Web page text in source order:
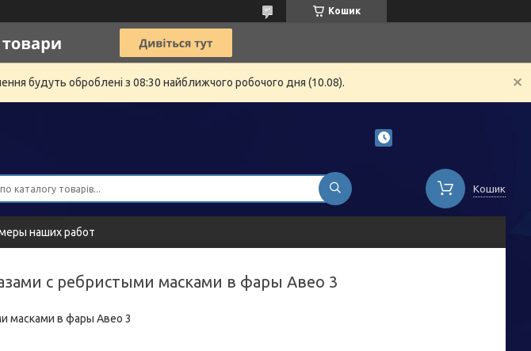
Кошик
будуть оброблені з 08:30 найближчого робочого дня (10.08).
Кошик
наших работ
с ребристыми масками в фары Авео 3
масками в фары Авео 3